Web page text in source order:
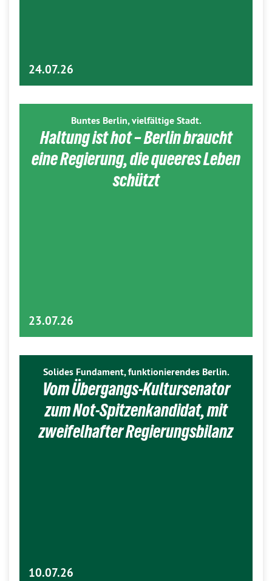
24.07.26
Buntes Berlin, vielfältige Stadt.
Haltung ist hot – Berlin braucht
eine Regierung, die queeres Leben
schützt
23.07.26
Solides Fundament, funktionierendes Berlin.
Vom Übergangs-Kultursenator
zum Not-Spitzenkandidat, mit
zweifelhafter Regierungsbilanz
10.07.26